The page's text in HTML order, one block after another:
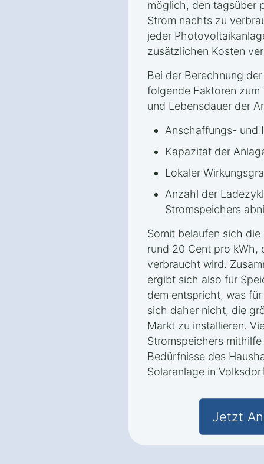
möglich, den tagsüber
Strom nachts zu
jeder
zusätzlichen Kosten
Bei der Berechnung
folgende Faktoren zum
und Lebensdauer der
Anschaffungs- und
Kapazität der
Lokaler
Anzahl der
Stromspeichers
Somit belaufen sich
rund 20 Cent pro kWh,
verbraucht wird.
ergibt sich also für
dem entspricht, was
sich daher nicht, die
Markt zu installieren.
Stromspeichers
Bedürfnisse des
Solaranlage in
Jetzt